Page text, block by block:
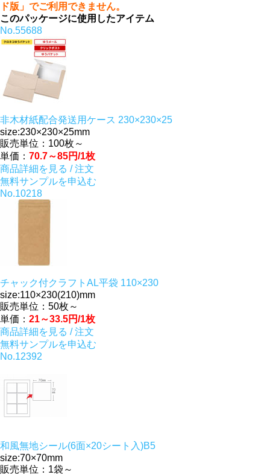
ド版」でご利用できません。
このパッケージに使用したアイテム
No.55688
非木材紙配合発送用ケース 230×230×25
size:230×230×25mm
販売単位：100枚～
単価： 70.7～85円/1枚
商品詳細を見る / 注文
無料サンプルを申込む
No.10218
チャック付クラフトAL平袋 110×230
size:110×230(210)mm
販売単位：50枚～
単価： 21～33.5円/1枚
商品詳細を見る / 注文
無料サンプルを申込む
No.12392
和風無地シール(6面×20シート入)B5
size:70×70mm
販売単位：1袋～